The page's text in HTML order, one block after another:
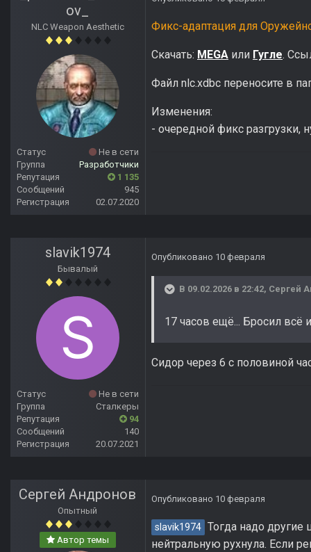
ov_
NLC Weapon Aesthetic
Статус
Не в сети
Группа
Разработчики
Репутация
1 135
Сообщений
945
Регистрация
02.07.2020
Фикс-адаптация для
Скачать: MEGA или Гугле.
Файл nlc.xdbc переносите в
Изменения:
- очередной фикс разгрузки,
slavik1974
Бывалый
Статус
Не в сети
Группа
Сталкеры
Репутация
94
Сообщений
140
Регистрация
20.07.2021
Опубликовано 10 февраля
В 09.02.2026 в 22:42, Сергей
17 часов ещё... Бросил всё
Сидор через 6 с половиной
Сергей Андронов
Опытный
Автор темы
Опубликовано 10 февраля
slavik1974 Тогда надо другие
нейтральную рухнула. Если